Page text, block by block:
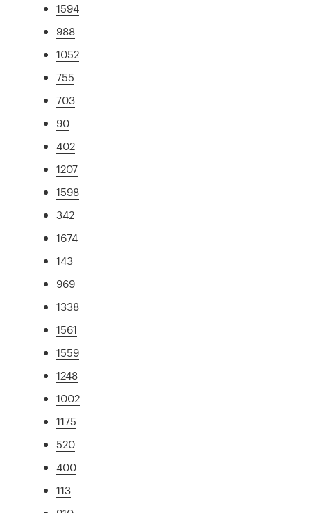
1594
988
1052
755
703
90
402
1207
1598
342
1674
143
969
1338
1561
1559
1248
1002
1175
520
400
113